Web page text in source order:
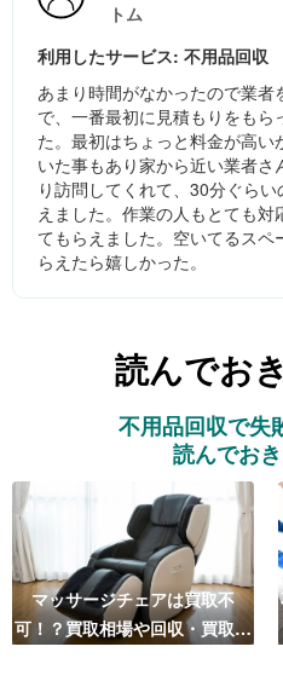
トム
利用したサービス: 不用品回収
あまり時間がなかったので業
で、一番最初に見積もりをもら
た。最初はちょっと料金が高
いた事もあり家から近い業者さ
り訪問してくれて、30分ぐら
えました。作業の人もとても
てもらえました。空いてるスペ
らえたら嬉しかった。
読んでお
不用品回収で失
読んでお
マッサージチェアは買取不
可！？買取相場や回収・買取の